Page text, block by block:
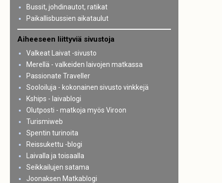
Bussit, johdinautot, ratikat
Paikallisbussien aikataulut
Aiheeseen liittyviä sivustoja
Valkeat Laivat -sivusto
Merellä - valkeiden laivojen matkassa
Passionate Traveller
Sooloiluja - kokonainen sivusto vinkkejä
Kships - laivablogi
Olutposti - matkoja myös Viroon
Turismiweb
Spentin turinoita
Reissukettu -blogi
Laivalla ja toisaalla
Seikkailujen satama
Joonaksen Matkablogi